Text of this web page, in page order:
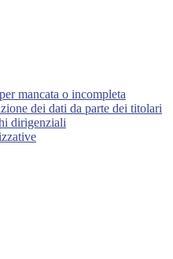
mancata o incompleta
dei dati da parte dei titolari
dirigenziali